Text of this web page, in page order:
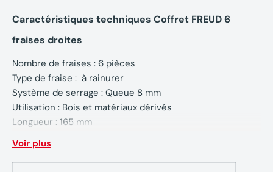
Caractéristiques techniques Coffret FREUD 6
fraises droites
Nombre de fraises : 6 pièces
Type de fraise : à rainurer
Système de serrage : Queue 8 mm
Utilisation : Bois et matériaux dérivés
Longueur : 165 mm
Largeur : 105 mm
Hauteur : 120 mm
Voir plus